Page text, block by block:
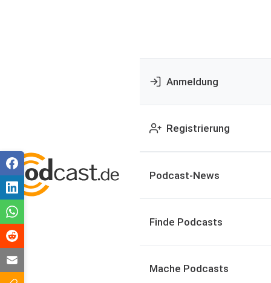
Anmeldung
Registrierung
Podcast-News
Finde Podcasts
Mache Podcasts